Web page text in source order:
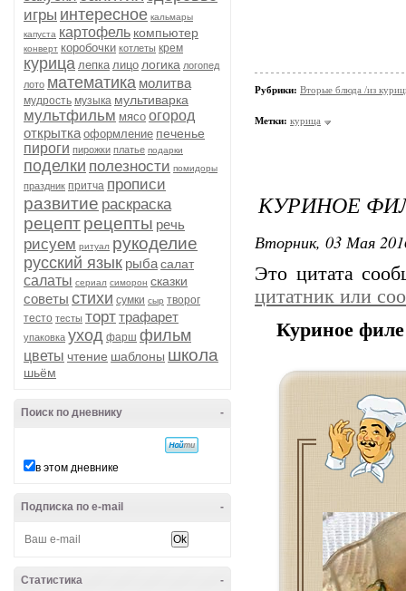
игры интересное кальмары
капуста картофель компьютер
конверт коробочки котлеты крем
курица лепка лицо логика логопед
лото математика молитва
мудрость музыка мультиварка
мультфильм мясо огород
открытка оформление печенье
пироги пирожки платье подарки
поделки полезности помидоры
праздник притча прописи
развитие раскраска
рецептрецепты речь
рисуем ритуал рукоделие
русский язык рыбасалат
салаты сериал симорон сказки
советы стихи сумки сыр творог
тесто тесты торттрафарет
упаковка уход фарш фильм
цветы чтение шаблоны школа
шьём
-
Поиск по дневнику
в этом дневнике
-
Подписка по e-mail
-
Статистика
Рубрики: Вторые блюда /из
Метки: курица
КУРИНОЕ
Вторник, 03 Мая
Это цитата
цитатник или
Куриное